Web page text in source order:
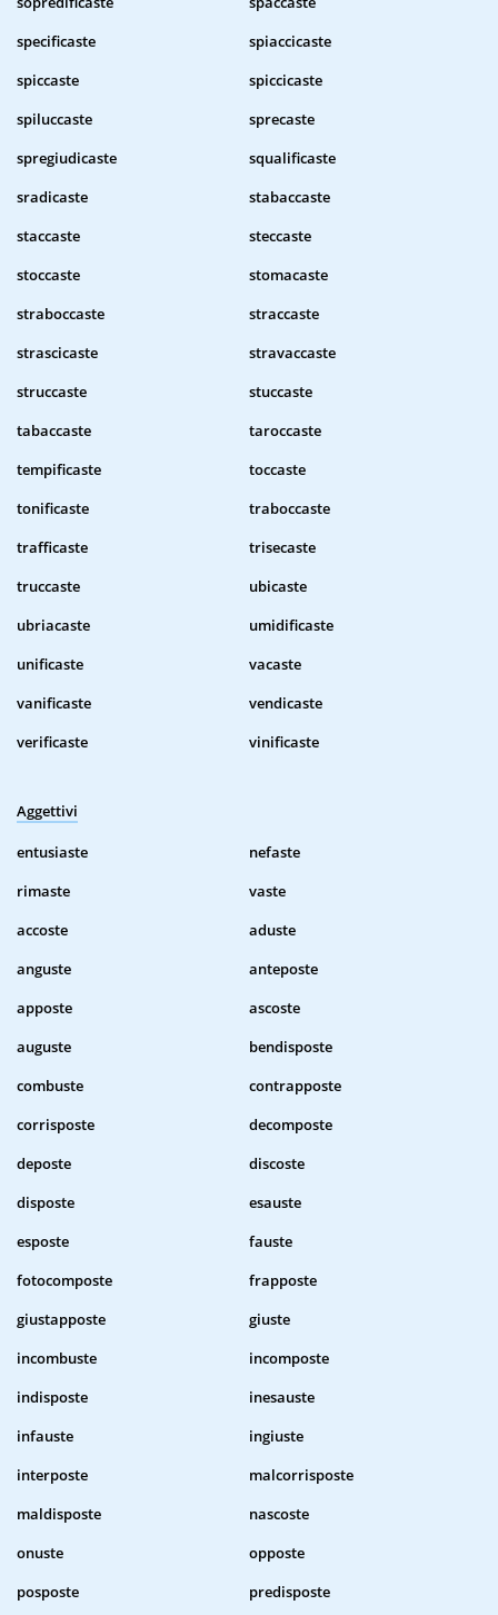
specificaste
spiaccicaste
spiccaste
spiccicaste
spiluccaste
sprecaste
spregiudicaste
squalificaste
sradicaste
stabaccaste
staccaste
steccaste
stoccaste
stomacaste
straboccaste
straccaste
strascicaste
stravaccaste
struccaste
stuccaste
tabaccaste
taroccaste
tempificaste
toccaste
tonificaste
traboccaste
trafficaste
trisecaste
truccaste
ubicaste
ubriacaste
umidificaste
unificaste
vacaste
vanificaste
vendicaste
verificaste
vinificaste
Aggettivi
entusiaste
nefaste
rimaste
vaste
accoste
aduste
anguste
anteposte
apposte
ascoste
auguste
bendisposte
combuste
contrapposte
corrisposte
decomposte
deposte
discoste
disposte
esauste
esposte
fauste
fotocomposte
frapposte
giustapposte
giuste
incombuste
incomposte
indisposte
inesauste
infauste
ingiuste
interposte
malcorrisposte
maldisposte
nascoste
onuste
opposte
posposte
predisposte